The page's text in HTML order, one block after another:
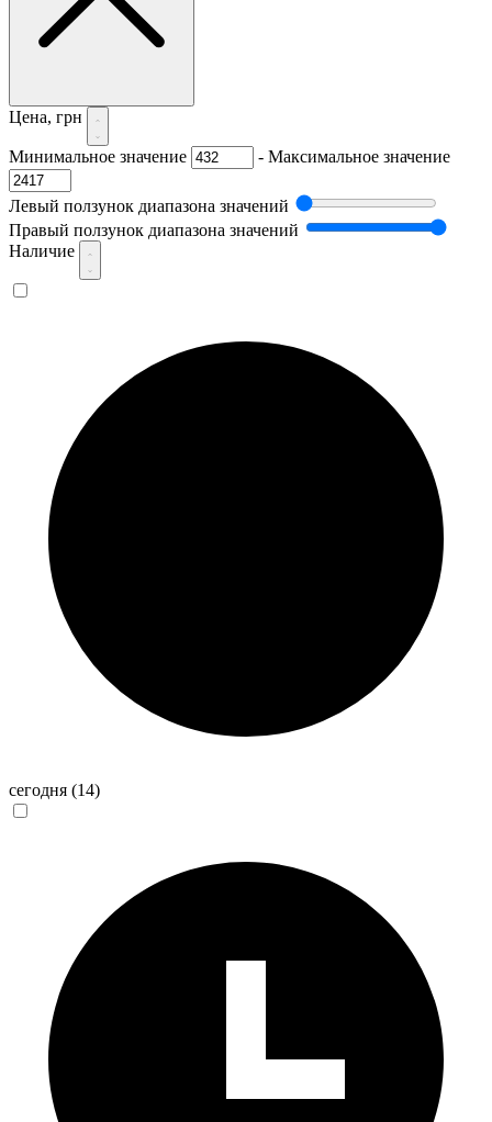
Цена, грн
Минимальное значение - Максимальное значение
Левый ползунок диапазона значений
Правый ползунок диапазона значений
Наличие
сегодня (14)